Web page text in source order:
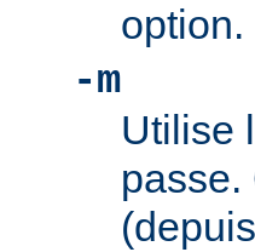
option.
-m
Utilise
passe.